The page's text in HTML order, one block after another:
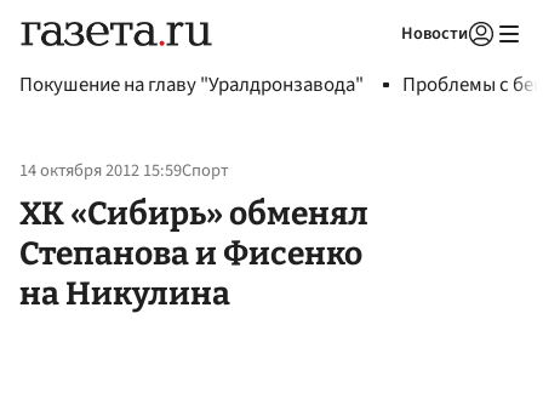
Новости
Покушение на главу "Уралдронзавода" Проблемы с
14 октября 2012 15:59Спорт
ХК «Сибирь» обменял
Степанова и Фисенко
на Никулина